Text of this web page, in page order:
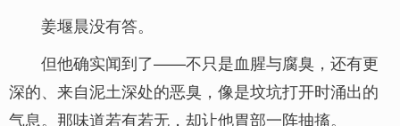
姜堰晨没有答。
但他确实闻到了——不只是血腥与腐臭，还有更
深的、来自泥土深处的恶臭，像是坟坑打开时涌出的
气息。那味道若有若无，却让他胃部一阵抽搐。